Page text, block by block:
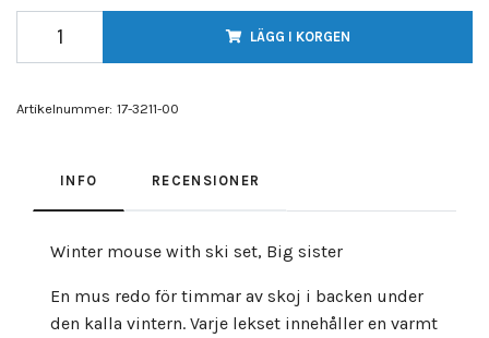
LÄGG I KORGEN
Artikelnummer: 17-3211-00
INFO RECENSIONER
Winter mouse with ski set, Big sister
En mus redo för timmar av skoj i backen under
den kalla vintern. Varje lekset innehåller en varmt